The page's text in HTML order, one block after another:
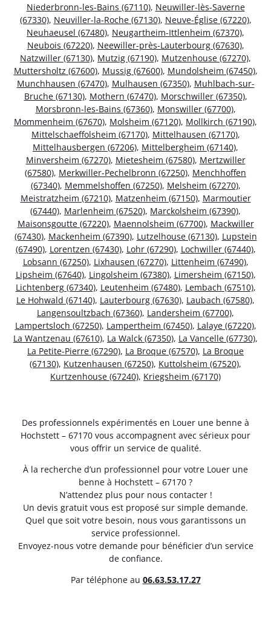
Niederbronn-les-Bains (67110), Neuwiller-lès-Saverne
(67330), Neuviller-la-Roche (67130), Neuve-Église (67220),
Neuhaeusel (67480), Neugartheim-Ittlenheim (67370),
Neubois (67220), Neewiller-près-Lauterbourg (67630),
Natzwiller (67130), Mutzig (67190), Mutzenhouse (67270),
Muttersholtz (67600), Mussig (67600), Mundolsheim (67450),
Munchhausen (67470), Mulhausen (67350), Muhlbach-sur-
Bruche (67130), Mothern (67470), Morschwiller (67350),
Morsbronn-les-Bains (67360), Monswiller (67700),
Mommenheim (67670), Molsheim (67120), Mollkirch (67190),
Mittelschaeffolsheim (67170), Mittelhausen (67170),
Mittelhausbergen (67206), Mittelbergheim (67140),
Minversheim (67270), Mietesheim (67580), Mertzwiller
(67580), Merkwiller-Pechelbronn (67250), Menchhoffen
(67340), Memmelshoffen (67250), Melsheim (67270),
Meistratzheim (67210), Matzenheim (67150), Marmoutier
(67440), Marlenheim (67520), Marckolsheim (67390),
Maisonsgoutte (67220), Maennolsheim (67700), Mackwiller
(67430), Mackenheim (67390), Lutzelhouse (67130), Lupstein
(67490), Lorentzen (67430), Lohr (67290), Lochwiller (67440),
Lobsann (67250), Lixhausen (67270), Littenheim (67490),
Lipsheim (67640), Lingolsheim (67380), Limersheim (67150),
Lichtenberg (67340), Leutenheim (67480), Lembach (67510),
Le Hohwald (67140), Lauterbourg (67630), Laubach (67580),
Langensoultzbach (67360), Landersheim (67700),
Lampertsloch (67250), Lampertheim (67450), Lalaye (67220),
La Wantzenau (67610), La Walck (67350), La Vancelle (67730),
La Petite-Pierre (67290), La Broque (67570), La Broque
(67130), Kutzenhausen (67250), Kuttolsheim (67520),
Kurtzenhouse (67240), Kriegsheim (67170)
Des professionnels expérimentés en Louer une benne à
Hochstett – 67170 vous accompagnent avec sérieux pour
vous offrir un service de qualité.
À la recherche d’un professionnel pour votre Louer une
benne à Hochstett – 67170 ?
N’attendez plus pour nous contacter !
Un devis gratuit vous est proposé sur simple demande.
Quel que soit votre besoin, nous vous garantissons un
service professionnel.
Envoyez-nous votre demande pour bénéficier d’un service
de confiance.
Par téléphone au 06.63.53.17.27